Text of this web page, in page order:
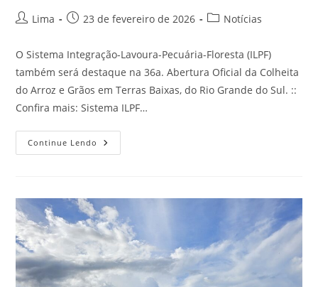
Lima 23 de fevereiro de 2026 Notícias
O Sistema Integração-Lavoura-Pecuária-Floresta (ILPF)
também será destaque na 36a. Abertura Oficial da Colheita
do Arroz e Grãos em Terras Baixas, do Rio Grande do Sul. ::
Confira mais: Sistema ILPF…
Continue Lendo